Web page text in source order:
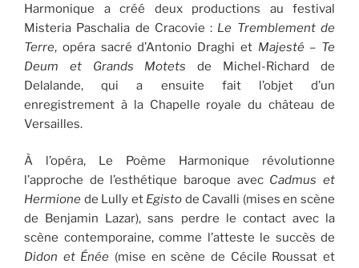
Harmonique a créé deux productions au festival
Misteria Paschalia de Cracovie : Le Tremblement de
Terre, opéra sacré d’Antonio Draghi et Majesté – Te
Deum et Grands Motets de Michel-Richard de
Delalande, qui a ensuite fait l’objet d’un
enregistrement à la Chapelle royale du château de
Versailles.
À l’opéra, Le Poème Harmonique révolutionne
l’approche de l’esthétique baroque avec Cadmus et
Hermione de Lully et Egisto de Cavalli (mises en scène
de Benjamin Lazar), sans perdre le contact avec la
scène contemporaine, comme l’atteste le succès de
Didon et Énée (mise en scène de Cécile Roussat et